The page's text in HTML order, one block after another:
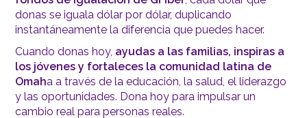
donas se iguala dólar por dólar, duplicando
instantáneamente la diferencia que puedes hacer.
Cuando donas hoy, ayudas a las familias, inspiras a
los jóvenes y fortaleces la comunidad latina de
Omaha a través de la educación, la salud, el liderazgo
y las oportunidades. Dona hoy para impulsar un
cambio real para personas reales.